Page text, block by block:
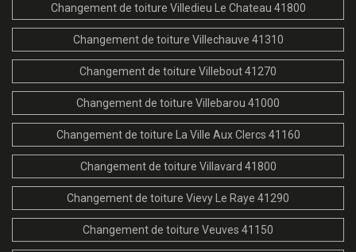
Changement de toiture Villedieu Le Chateau 41800
Changement de toiture Villechauve 41310
Changement de toiture Villebout 41270
Changement de toiture Villebarou 41000
Changement de toiture La Ville Aux Clercs 41160
Changement de toiture Villavard 41800
Changement de toiture Vievy Le Raye 41290
Changement de toiture Veuves 41150